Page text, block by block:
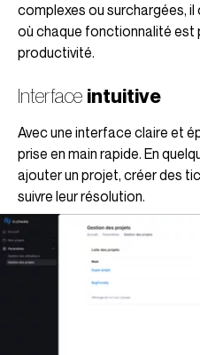
complexes ou surchargées,
où chaque fonctionnalité est
productivité.
Interface intuitive
Avec une interface claire et
prise en main rapide. En
ajouter un projet, créer des
suivre leur résolution.